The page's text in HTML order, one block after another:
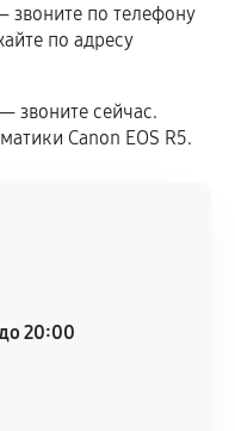
может
по
не имеют внешних
нашим сервисным
по телефону
по адресу
звоните сейчас.
Canon EOS R5.
20:00